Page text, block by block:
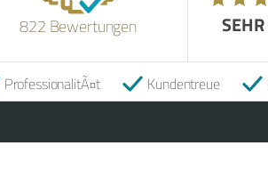
822 Bewertungen
ProfessionalitÃ¤t Kundentreue